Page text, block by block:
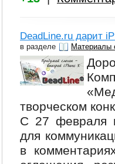
DeadLine.ru дарит
в разделе Материалы
творческом
С 27 февраля
для
в